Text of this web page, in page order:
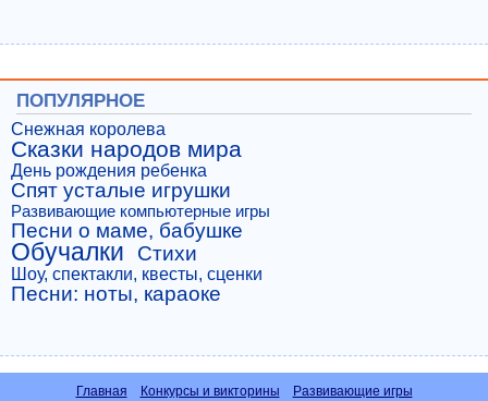
ПОПУЛЯРНОЕ
Снежная королева
Сказки народов мира
День рождения ребенка
Спят усталые игрушки
Развивающие компьютерные игры
Песни о маме, бабушке
Обучалки Стихи
Шоу, спектакли, квесты, сценки
Песни: ноты, караоке
Главная Конкурсы и викторины
Развивающие игры